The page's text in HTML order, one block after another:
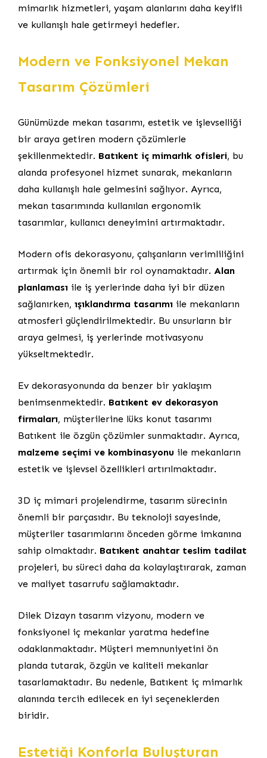
mimarlık hizmetleri, yaşam alanlarını daha keyifli
ve kullanışlı hale getirmeyi hedefler.
Modern ve Fonksiyonel Mekan
Tasarım Çözümleri
Günümüzde mekan tasarımı, estetik ve işlevselliği
bir araya getiren modern çözümlerle
şekillenmektedir. Batıkent iç mimarlık ofisleri, bu
alanda profesyonel hizmet sunarak, mekanların
daha kullanışlı hale gelmesini sağlıyor. Ayrıca,
mekan tasarımında kullanılan ergonomik
tasarımlar, kullanıcı deneyimini artırmaktadır.
Modern ofis dekorasyonu, çalışanların verimliliğini
artırmak için önemli bir rol oynamaktadır. Alan
planlaması ile iş yerlerinde daha iyi bir düzen
sağlanırken, ışıklandırma tasarımı ile mekanların
atmosferi güçlendirilmektedir. Bu unsurların bir
araya gelmesi, iş yerlerinde motivasyonu
yükseltmektedir.
Ev dekorasyonunda da benzer bir yaklaşım
benimsenmektedir. Batıkent ev dekorasyon
firmaları, müşterilerine lüks konut tasarımı
Batıkent ile özgün çözümler sunmaktadır. Ayrıca,
malzeme seçimi ve kombinasyonu ile mekanların
estetik ve işlevsel özellikleri artırılmaktadır.
3D iç mimari projelendirme, tasarım sürecinin
önemli bir parçasıdır. Bu teknoloji sayesinde,
müşteriler tasarımlarını önceden görme imkanına
sahip olmaktadır. Batıkent anahtar teslim tadilat
projeleri, bu süreci daha da kolaylaştırarak, zaman
ve maliyet tasarrufu sağlamaktadır.
Dilek Dizayn tasarım vizyonu, modern ve
fonksiyonel iç mekanlar yaratma hedefine
odaklanmaktadır. Müşteri memnuniyetini ön
planda tutarak, özgün ve kaliteli mekanlar
tasarlamaktadır. Bu nedenle, Batıkent iç mimarlık
alanında tercih edilecek en iyi seçeneklerden
biridir.
Estetiği Konforla Buluşturan